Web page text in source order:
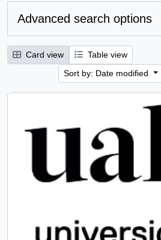
Advanced search options
Card view
Table view
Sort by: Date modified